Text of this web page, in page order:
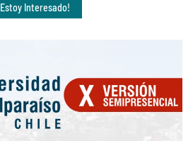
Estoy Interesado!